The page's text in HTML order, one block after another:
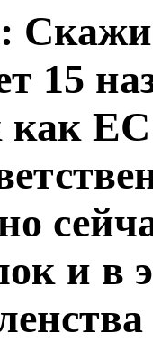
Скажи
15
как
и в